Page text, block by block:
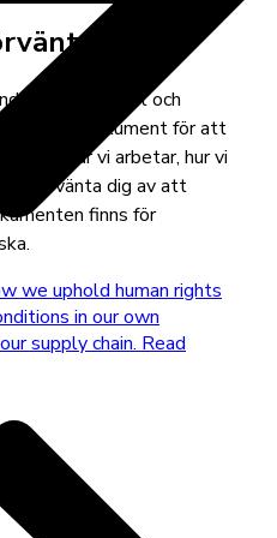
om öppenhet och
följande dokument för att
hur vi arbetar, hur vi
förvänta dig av att
finns för
we uphold human rights
in our own
supply chain. Read